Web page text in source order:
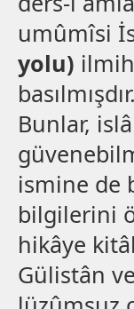
umûmîsi
yolu)
Bunlar,
ismine de
bilgilerini
hikâye
Gülistân